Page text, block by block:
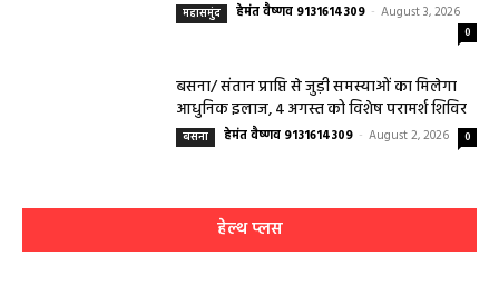
महासमुंद हेमंत वैष्णव 9131614309 - August 3, 2026
0
बसना/ संतान प्राप्ति से जुड़ी समस्याओं का मिलेगा
आधुनिक इलाज, 4 अगस्त को विशेष परामर्श शिविर
बसना हेमंत वैष्णव 9131614309 - August 2, 2026 0
हेल्थ प्लस